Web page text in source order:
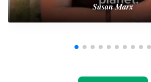
Susan Marx